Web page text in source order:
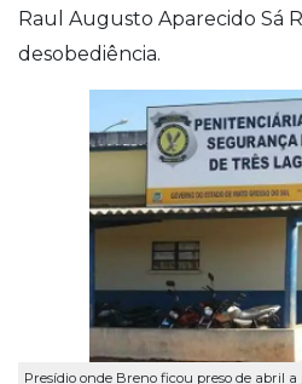
Raul Augusto Aparecido Sá
desobediência.
Presídio onde Breno ficou preso de abril